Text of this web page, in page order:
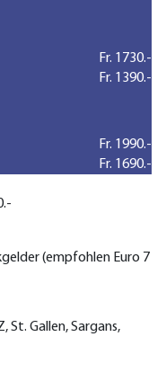
Fr. 1730.-
Fr. 1390.-
Fr. 1990.-
Fr. 1690.-
(empfohlen Euro 7
St. Gallen, Sargans,